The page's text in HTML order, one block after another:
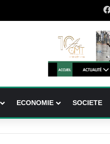
ECONOMIE SOCIETE